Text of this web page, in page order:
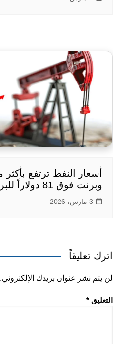
وبرنت فوق 81 دولاراً للبرميل.
3 مارس، 2026
اترك تعليقاً
لن يتم نشر عنوان بريدك الإلكتروني.
التعليق *